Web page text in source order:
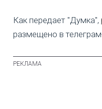
Как передает "Думка",
размещено в